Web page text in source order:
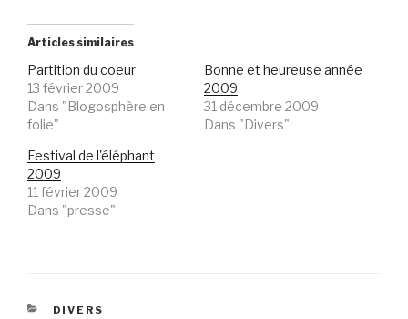
Articles similaires
Partition du coeur
13 février 2009
Dans "Blogosphère en
folie"
Bonne et heureuse année
2009
31 décembre 2009
Dans "Divers"
Festival de l'éléphant
2009
11 février 2009
Dans "presse"
CATÉGORIES
DIVERS